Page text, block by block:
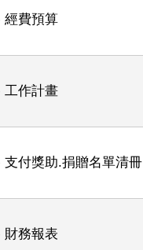
經費預算
工作計畫
支付獎助.捐贈名單清冊
財務報表